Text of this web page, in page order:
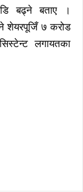
बढ्ने बताए ।
शेयरपूजिँ ७ करोड
लगायतका